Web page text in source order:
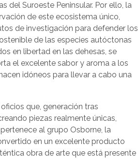
del Suroeste Peninsular. Por ello, la
de este ecosistema único,
de investigación para defender los
de las especies autóctonas
en libertad en las dehesas, se
el excelente sabor y aroma a los
idóneos para llevar a cabo una
que, generación tras
piezas realmente únicas,
al grupo Osborne, la
en un excelente producto
obra de arte que está presente